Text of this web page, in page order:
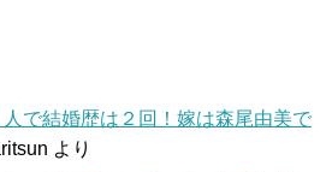
で結婚歴は２回！嫁は森尾由美で
より